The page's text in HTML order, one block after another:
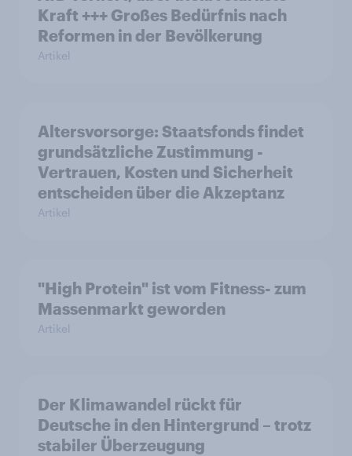
Kraft +++ Großes Bedürfnis nach
Reformen in der Bevölkerung
Artikel
Altersvorsorge: Staatsfonds findet
grundsätzliche Zustimmung -
Vertrauen, Kosten und Sicherheit
entscheiden über die Akzeptanz
Artikel
"High Protein" ist vom Fitness- zum
Massenmarkt geworden
Artikel
Der Klimawandel rückt für
Deutsche in den Hintergrund – trotz
stabiler Überzeugung